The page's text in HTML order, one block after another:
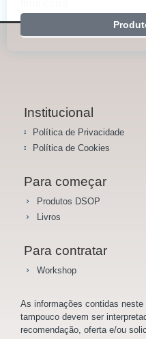
Institucional
Política de Privacidade
Política de Cookies
Para começar
Produtos DSOP
Livros
Para contratar
Workshop
As informações contidas
tampouco devem ser
recomendação, oferta e/ou